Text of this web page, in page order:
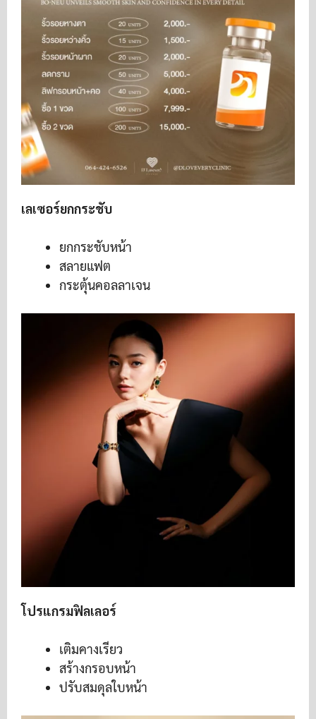
เลเซอร์ยกกระชับ
ยกกระชับหน้า
สลายแฟต
กระตุ้นคอลลาเจน
โปรแกรมฟิลเลอร์
เติมคางเรียว
สร้างกรอบหน้า
ปรับสมดุลใบหน้า